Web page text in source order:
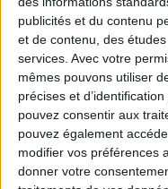
publicités et du contenu
et de contenu, des
services. Avec votre
mêmes pouvons utiliser
précises et
pouvez consentir aux
pouvez également
modifier vos préférences
donner votre
spiritueux dont des
sublimescéramiques,
en bois peint et bien
maison une véritable
rien et êtes perdu·e·s à
sur place se charge de
au mieux selon vos
HIS Paris, 2 rue du